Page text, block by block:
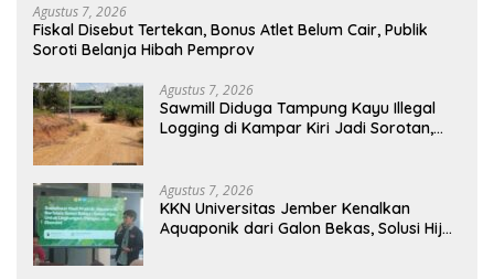
Agustus 7, 2026
Fiskal Disebut Tertekan, Bonus Atlet Belum Cair, Publik
Soroti Belanja Hibah Pemprov
Agustus 7, 2026
Sawmill Diduga Tampung Kayu Illegal
Logging di Kampar Kiri Jadi Sorotan,
Agustus 7, 2026
KKN Universitas Jember Kenalkan
Aquaponik dari Galon Bekas, Solusi Hijau